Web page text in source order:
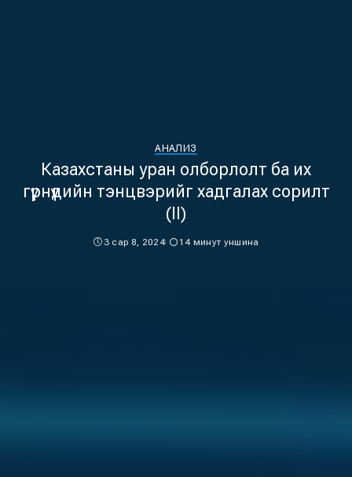
АНАЛИЗ
Казахстаны уран олборлолт ба их
гүрнүүдийн тэнцвэрийг хадгалах сорилт
(II)
3 сар 8, 2024 14 минут уншина